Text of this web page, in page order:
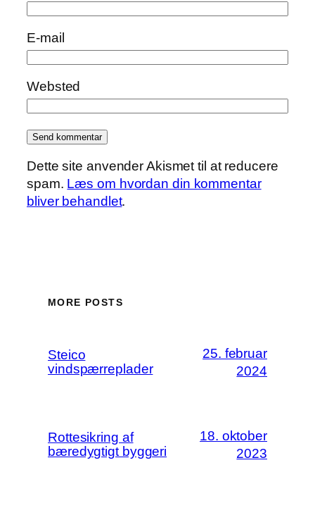
E-mail
Websted
Dette site anvender Akismet til at reducere
spam. Læs om hvordan din kommentar
bliver behandlet.
MORE POSTS
Steico
vindspærreplader
25. februar
2024
Rottesikring af
bæredygtigt byggeri
18. oktober
2023